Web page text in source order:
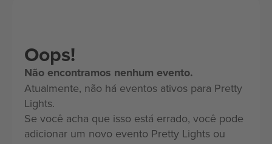
Oops!
Não encontramos nenhum evento.
Atualmente, não há eventos ativos para Pretty
Lights.
Se você acha que isso está errado, você pode
adicionar um novo evento Pretty Lights ou